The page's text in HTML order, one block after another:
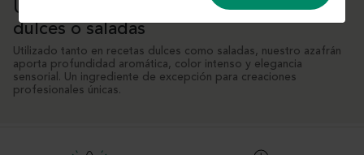
Un ingrediente noble para creaciones
dulces o saladas
Utilizado tanto en recetas dulces como saladas, nuestro azafrán
aporta profundidad aromática, color intenso y elegancia
sensorial. Un ingrediente de excepción para creaciones
profesionales únicas.